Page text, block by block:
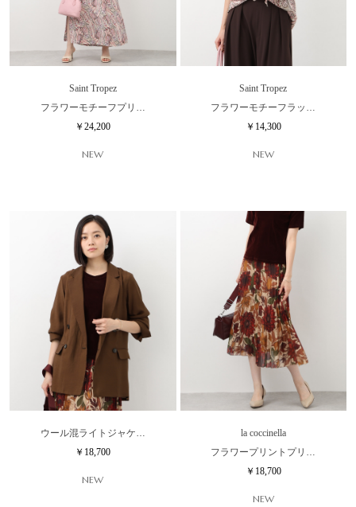
Saint Tropez
フラワーモチーフプリ…
￥24,200
NEW
Saint Tropez
フラワーモチーフラッ…
￥14,300
NEW
ウール混ライトジャケ…
￥18,700
NEW
la coccinella
フラワープリントプリ…
￥18,700
NEW